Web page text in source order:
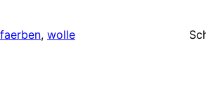
faerben, wolle